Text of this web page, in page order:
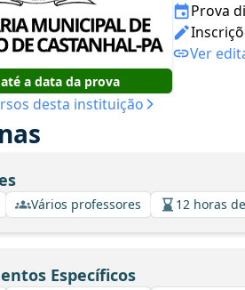
a data da prova
desta instituição
Prova
Ver
Vários professores 12 horas
Específicos